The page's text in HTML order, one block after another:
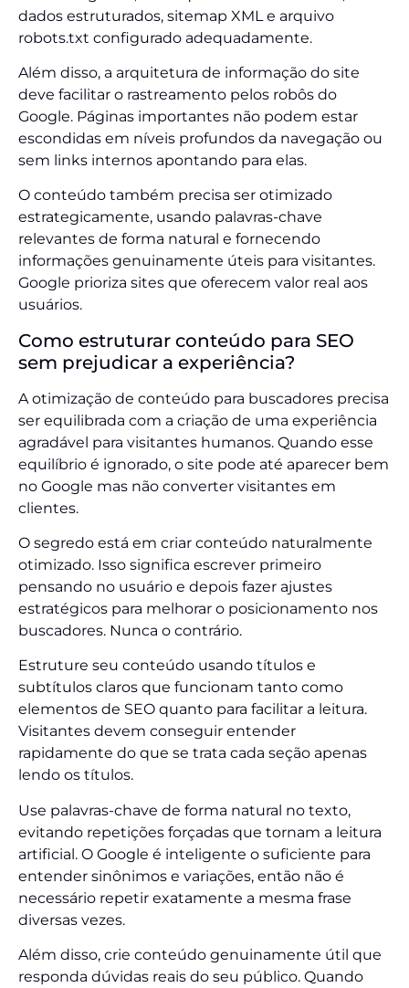
dados estruturados, sitemap XML e arquivo
robots.txt configurado adequadamente.
Além disso, a arquitetura de informação do site
deve facilitar o rastreamento pelos robôs do
Google. Páginas importantes não podem estar
escondidas em níveis profundos da navegação ou
sem links internos apontando para elas.
O conteúdo também precisa ser otimizado
estrategicamente, usando palavras-chave
relevantes de forma natural e fornecendo
informações genuinamente úteis para visitantes.
Google prioriza sites que oferecem valor real aos
usuários.
Como estruturar conteúdo para SEO
sem prejudicar a experiência?
A otimização de conteúdo para buscadores precisa
ser equilibrada com a criação de uma experiência
agradável para visitantes humanos. Quando esse
equilíbrio é ignorado, o site pode até aparecer bem
no Google mas não converter visitantes em
clientes.
O segredo está em criar conteúdo naturalmente
otimizado. Isso significa escrever primeiro
pensando no usuário e depois fazer ajustes
estratégicos para melhorar o posicionamento nos
buscadores. Nunca o contrário.
Estruture seu conteúdo usando títulos e
subtítulos claros que funcionam tanto como
elementos de SEO quanto para facilitar a leitura.
Visitantes devem conseguir entender
rapidamente do que se trata cada seção apenas
lendo os títulos.
Use palavras-chave de forma natural no texto,
evitando repetições forçadas que tornam a leitura
artificial. O Google é inteligente o suficiente para
entender sinônimos e variações, então não é
necessário repetir exatamente a mesma frase
diversas vezes.
Além disso, crie conteúdo genuinamente útil que
responda dúvidas reais do seu público. Quando